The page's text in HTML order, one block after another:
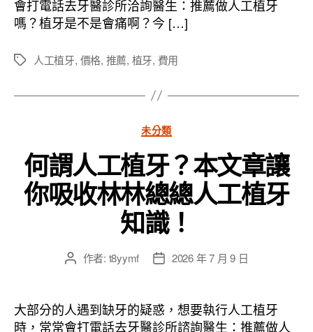
期
會打電話去牙醫診所洽詢醫生：推薦做人工植牙
嗎？植牙是不是會痛啊？今 […]
標
人工植牙, 價格, 推薦, 植牙, 費用
分
類
未分類
何謂人工植牙？本文章讓
你吸收林林總總人工植牙
知識！
文
者
作者: t8yymf
文
佈
日
2026 年 7 月 9 日
大部分的人遇到缺牙的疑惑，想要執行人工植牙
時，常常會打電話去牙醫診所諮詢醫生：推薦做人